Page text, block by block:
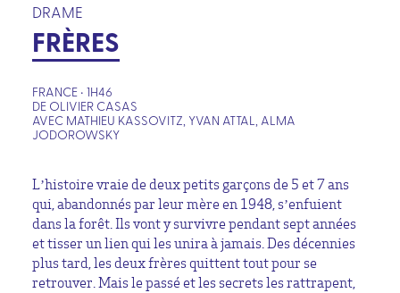
DRAME
FRÈRES
FRANCE • 1H46
DE OLIVIER CASAS
AVEC MATHIEU KASSOVITZ, YVAN ATTAL, ALMA
JODOROWSKY
L’histoire vraie de deux petits garçons de 5 et 7 ans
qui, abandonnés par leur mère en 1948, s’enfuient
dans la forêt. Ils vont y survivre pendant sept années
et tisser un lien qui les unira à jamais. Des décennies
plus tard, les deux frères quittent tout pour se
retrouver. Mais le passé et les secrets les rattrapent,